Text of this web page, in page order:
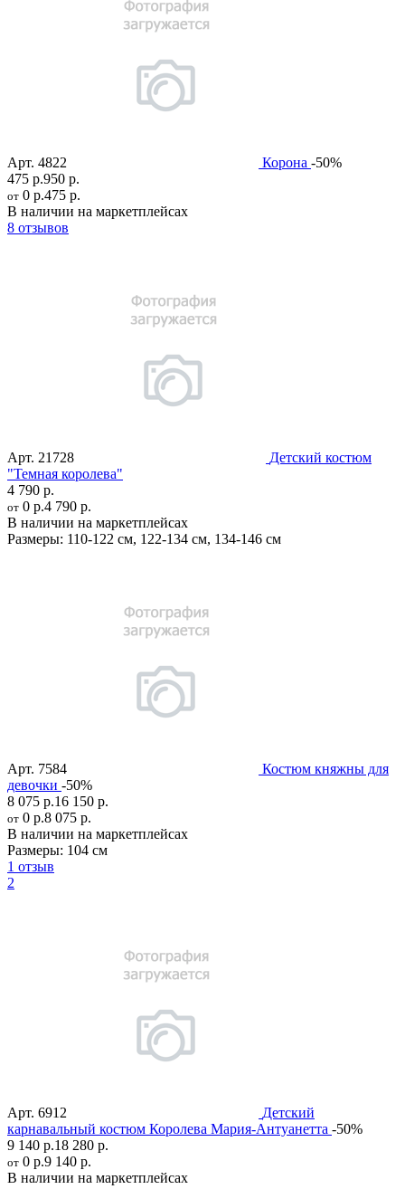
Арт. 4822 Корона -50%
475 р.950 р.
от 0 р.475 р.
В наличии на маркетплейсах
8 отзывов
Арт. 21728
Детский костюм
"Темная королева"
4 790 р.
от 0 р.4 790 р.
В наличии на маркетплейсах
Размеры: 110-122 см, 122-134 см, 134-146 см
Арт. 7584
Костюм княжны для
девочки -50%
8 075 р.16 150 р.
от 0 р.8 075 р.
В наличии на маркетплейсах
Размеры: 104 см
1 отзыв
2
Арт. 6912
Детский
карнавальный костюм Королева Мария-Антуанетта -50%
9 140 р.18 280 р.
от 0 р.9 140 р.
В наличии на маркетплейсах